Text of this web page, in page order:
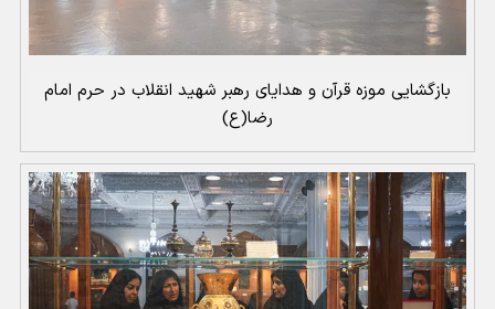
بازگشایی موزه قرآن و هدایای رهبر شهید انقلاب در حرم امام
رضا(ع)